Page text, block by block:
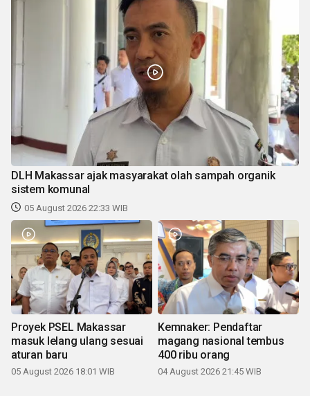
DLH Makassar ajak masyarakat olah sampah organik
sistem komunal
05 August 2026 22:33 WIB
Proyek PSEL Makassar
masuk lelang ulang sesuai
aturan baru
05 August 2026 18:01 WIB
Kemnaker: Pendaftar
magang nasional tembus
400 ribu orang
04 August 2026 21:45 WIB